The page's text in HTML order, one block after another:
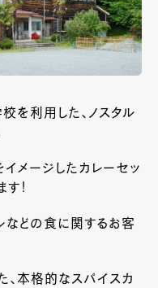
を利用した、ノスタル
メージしたカレーセッ
！
などの食に関するお客
本格的なスパイスカ